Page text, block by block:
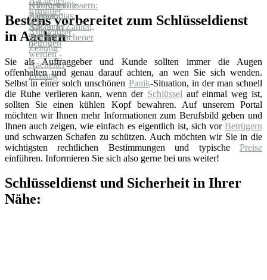
Bestens vorbereitet zum Schlüsseldienst
in Aachen
Sie als Auftraggeber und Kunde sollten immer die Augen
offenhalten und genau darauf achten, an wen Sie sich wenden.
Selbst in einer solch unschönen Panik-Situation, in der man schnell
die Ruhe verlieren kann, wenn der Schlüssel auf einmal weg ist,
sollten Sie einen kühlen Kopf bewahren. Auf unserem Portal
möchten wir Ihnen mehr Informationen zum Berufsbild geben und
Ihnen auch zeigen, wie einfach es eigentlich ist, sich vor Betrügern
und schwarzen Schafen zu schützen. Auch möchten wir Sie in die
wichtigsten rechtlichen Bestimmungen und typische Preise
einführen. Informieren Sie sich also gerne bei uns weiter!
Schlüsseldienst und Sicherheit in Ihrer
Nähe: